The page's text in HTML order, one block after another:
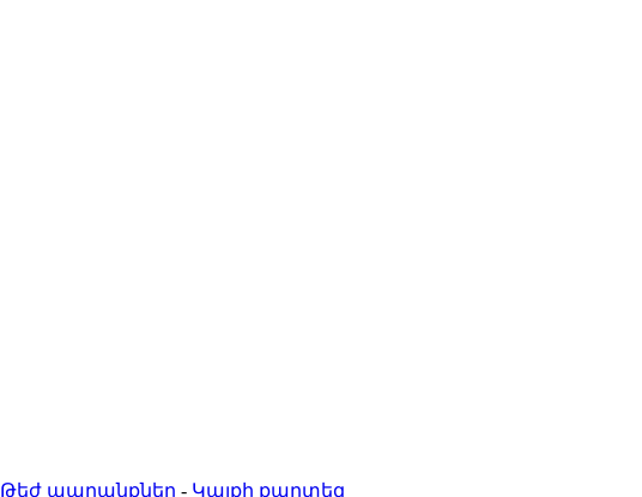
Թեժ ապրանքներ - Կայքի քարտեզ